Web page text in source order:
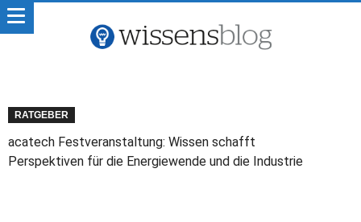
RATGEBER
acatech Festveranstaltung: Wissen schafft
Perspektiven für die Energiewende und die Industrie